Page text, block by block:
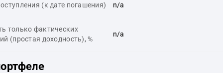
(к дате погашения) n/a
только фактических
(простая доходность), %
n/a